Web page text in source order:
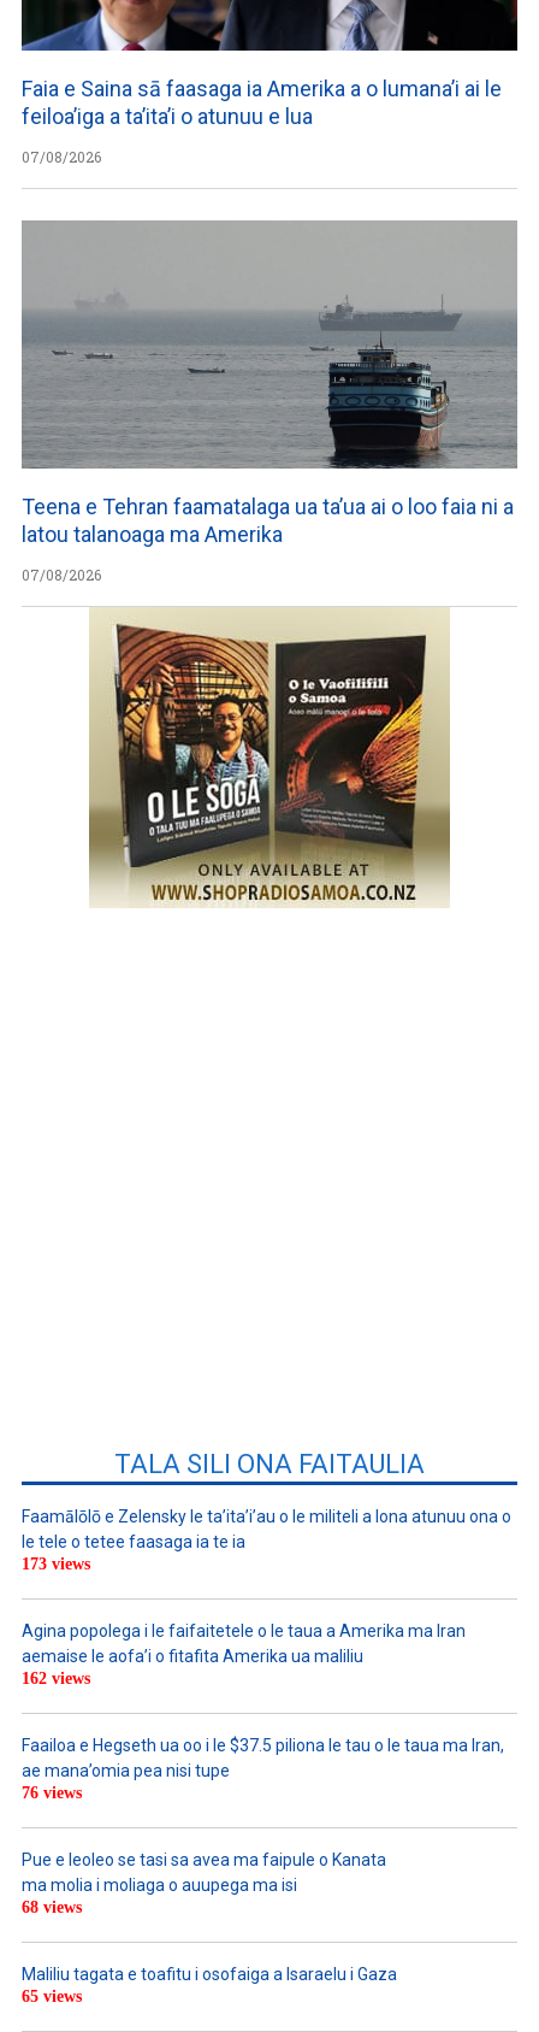
Faia e Saina sā faasaga ia Amerika a o lumana’i ai le
feiloa’iga a ta’ita’i o atunuu e lua
07/08/2026
Teena e Tehran faamatalaga ua ta’ua ai o loo faia ni a
latou talanoaga ma Amerika
07/08/2026
TALA SILI ONA FAITAULIA
Faamālōlō e Zelensky le ta’ita’i’au o le militeli a lona atunuu ona o
le tele o tetee faasaga ia te ia
173 views
Agina popolega i le faifaitetele o le taua a Amerika ma Iran
aemaise le aofa’i o fitafita Amerika ua maliliu
162 views
Faailoa e Hegseth ua oo i le $37.5 piliona le tau o le taua ma Iran,
ae mana’omia pea nisi tupe
76 views
Pue e leoleo se tasi sa avea ma faipule o Kanata
ma molia i moliaga o auupega ma isi
68 views
Maliliu tagata e toafitu i osofaiga a Isaraelu i Gaza
65 views